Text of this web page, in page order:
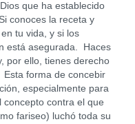
que ha establecido
conoces la receta y
tu vida, y si los
está asegurada. Haces
por ello, tienes derecho
forma de concebir
especialmente para
concepto contra el que
fariseo) luchó toda su